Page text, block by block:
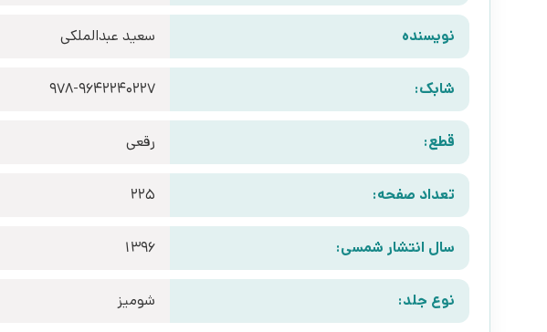
نویسنده سعید عبدالملکی
شابک: 978-9642240227
قطع: رقعی
تعداد صفحه: 225
سال انتشار شمسی: 1396
نوع جلد: شومیز